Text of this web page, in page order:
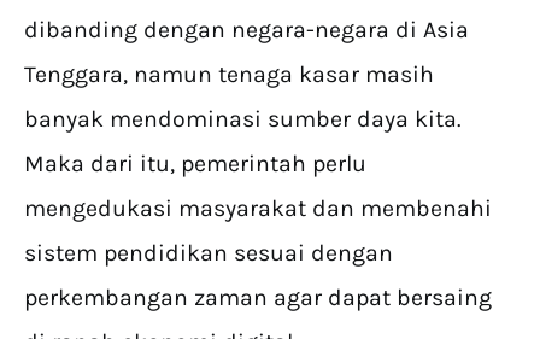
dibanding dengan negara-negara di Asia
Tenggara, namun tenaga kasar masih
banyak mendominasi sumber daya kita.
Maka dari itu, pemerintah perlu
mengedukasi masyarakat dan membenahi
sistem pendidikan sesuai dengan
perkembangan zaman agar dapat bersaing